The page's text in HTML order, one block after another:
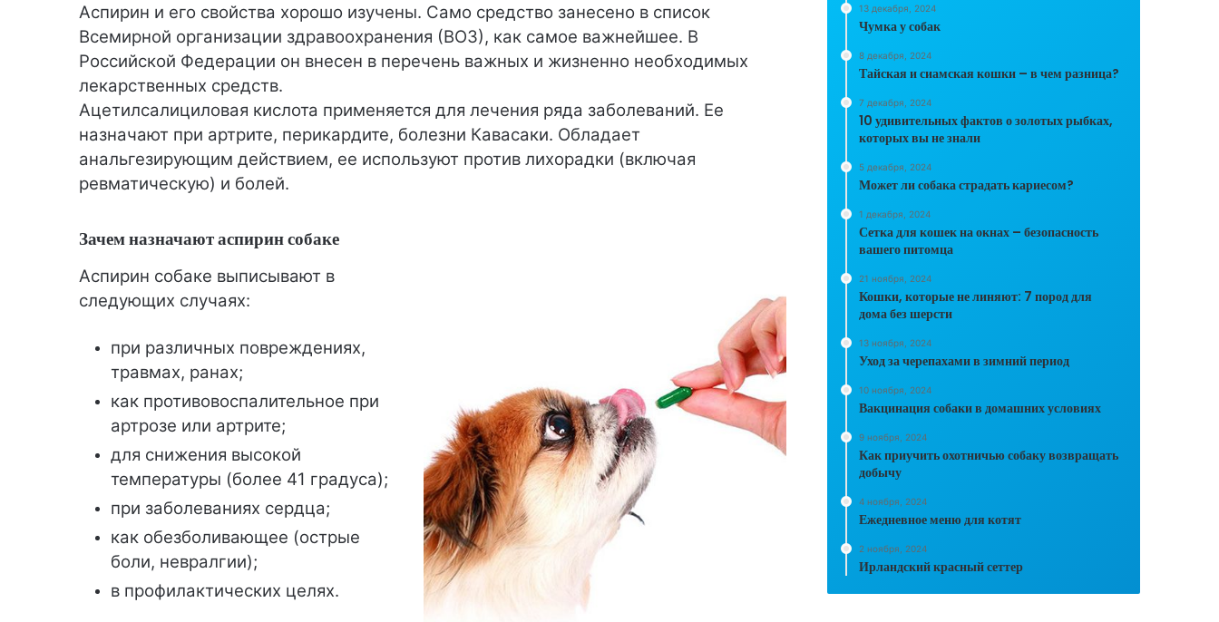
Аспирин и его свойства хорошо изучены. Само средство занесено в список
Всемирной организации здравоохранения (ВОЗ), как самое важнейшее. В
Российской Федерации он внесен в перечень важных и жизненно необходимых
лекарственных средств.
Ацетилсалициловая кислота применяется для лечения ряда заболеваний. Ее
назначают при артрите, перикардите, болезни Кавасаки. Обладает
анальгезирующим действием, ее используют против лихорадки (включая
ревматическую) и болей.
Зачем назначают аспирин собаке
Аспирин собаке выписывают в
следующих случаях:
при различных повреждениях,
травмах, ранах;
как противовоспалительное при
артрозе или артрите;
для снижения высокой
температуры (более 41 градуса);
при заболеваниях сердца;
как обезболивающее (острые
боли, невралгии);
в профилактических целях.
13 декабря, 2024
Чумка у собак
8 декабря, 2024
Тайская и сиамская кошки – в чем разница?
7 декабря, 2024
10 удивительных фактов о золотых рыбках,
которых вы не знали
5 декабря, 2024
Может ли собака страдать кариесом?
1 декабря, 2024
Сетка для кошек на окнах – безопасность
вашего питомца
21 ноября, 2024
Кошки, которые не линяют: 7 пород для
дома без шерсти
13 ноября, 2024
Уход за черепахами в зимний период
10 ноября, 2024
Вакцинация собаки в домашних условиях
9 ноября, 2024
Как приучить охотничью собаку возвращать
добычу
4 ноября, 2024
Ежедневное меню для котят
2 ноября, 2024
Ирландский красный сеттер